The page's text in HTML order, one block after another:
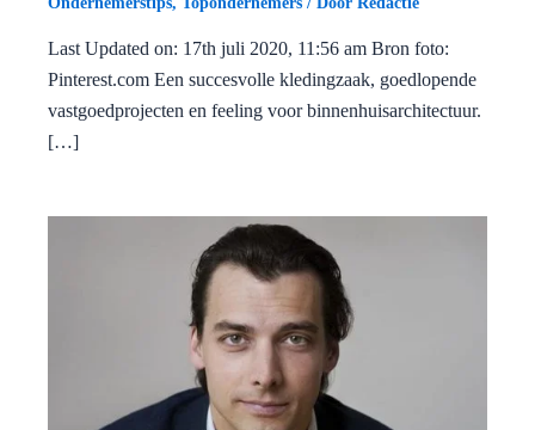
Last Updated on: 17th juli 2020, 11:56 am Bron foto:
Pinterest.com Een succesvolle kledingzaak, goedlopende
vastgoedprojecten en feeling voor binnenhuisarchitectuur.
[…]